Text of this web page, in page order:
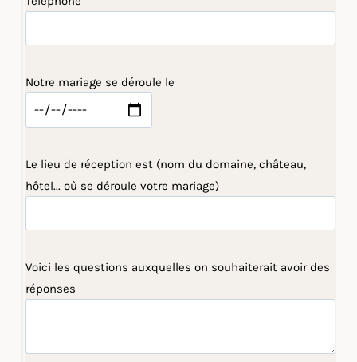
Notre mariage se déroule le
Le lieu de réception est (nom du domaine, château,
hôtel... où se déroule votre mariage)
Voici les questions auxquelles on souhaiterait avoir des
réponses